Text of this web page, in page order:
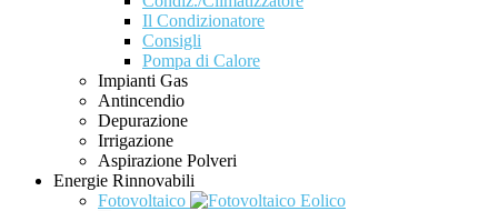
Il Condizionatore
Consigli
Pompa di Calore
Impianti Gas
Antincendio
Depurazione
Irrigazione
Aspirazione Polveri
Energie Rinnovabili
Fotovoltaico
Eolico